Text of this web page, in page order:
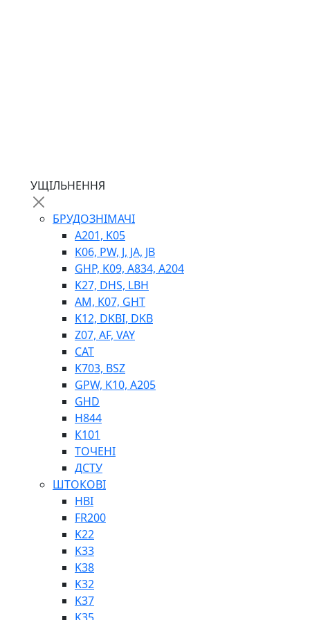
ЛЕБІДКИ
ВТУЛКИ
BIMETAL
Е90, E92
SINT, E60
ПНЕВМАТИКА
ФІТИНГИ
УЩІЛЬНЕННЯ
БРУДОЗНІМАЧІ
A201, K05
K06, PW, J, JA, JB
GHP, K09, A834, A204
K27, DHS, LBH
AM, K07, GHT
K12, DKBI, DKB
Z07, AF, VAY
CAT
K703, BSZ
GPW, K10, A205
GHD
H844
К101
ТОЧЕНІ
ДСТУ
ШТОКОВІ
HBI
FR200
K22
K33
K38
K32
K37